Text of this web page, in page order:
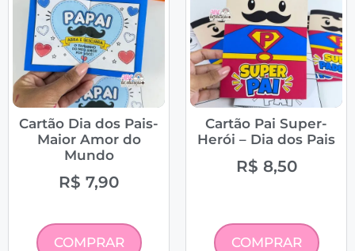
Cartão Dia dos Pais-
Maior Amor do
Mundo
R$ 7,90
COMPRAR
Cartão Pai Super-
Herói – Dia dos Pais
R$ 8,50
COMPRAR